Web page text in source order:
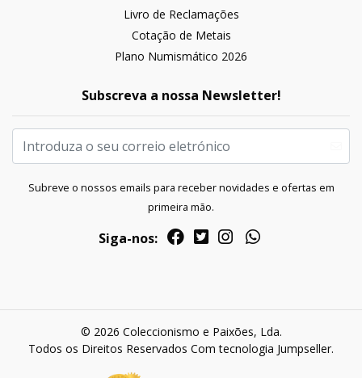
Livro de Reclamações
Cotação de Metais
Plano Numismático 2026
Subscreva a nossa Newsletter!
Subreve o nossos emails para receber novidades e ofertas em
primeira mão.
Siga-nos:
© 2026 Coleccionismo e Paixões, Lda.
Todos os Direitos Reservados Com tecnologia Jumpseller.